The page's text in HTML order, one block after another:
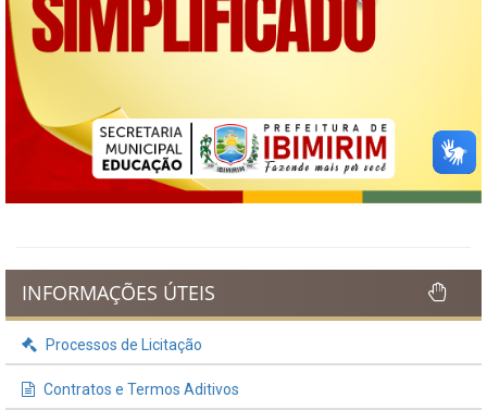
INFORMAÇÕES ÚTEIS
Processos de Licitação
Contratos e Termos Aditivos